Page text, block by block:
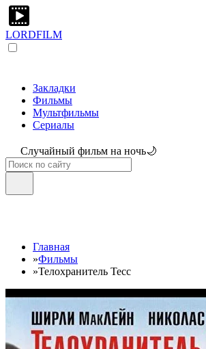
LORDFILM
Закладки
Фильмы
Мультфильмы
Сериалы
Случайный фильм на ночь🌙
Главная
»Фильмы
»Телохранитель Тесс